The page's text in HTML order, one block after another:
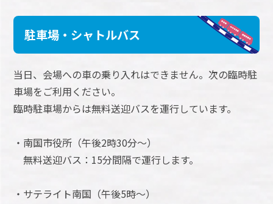
駐車場・シャトルバス
当日、会場への車の乗り入れはできません。次の臨時駐
車場をご利用ください。
臨時駐車場からは無料送迎バスを運行しています。
・南国市役所（午後2時30分～）
無料送迎バス：15分間隔で運行します。
・サテライト南国（午後5時～）